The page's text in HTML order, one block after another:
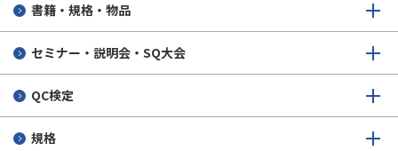
書籍・規格・物品
セミナー・説明会・SQ大会
QC検定
規格